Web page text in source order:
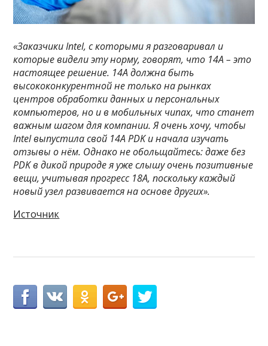
«Заказчики Intel, с которыми я разговаривал и
которые видели эту норму, говорят, что 14A – это
настоящее решение. 14A должна быть
высококонкурентной не только на рынках
центров обработки данных и персональных
компьютеров, но и в мобильных чипах, что станет
важным шагом для компании. Я очень хочу, чтобы
Intel выпустила свой 14A PDK и начала изучать
отзывы о нём. Однако не обольщайтесь: даже без
PDK в дикой природе я уже слышу очень позитивные
вещи, учитывая прогресс 18A, поскольку каждый
новый узел развивается на основе других».
Источник